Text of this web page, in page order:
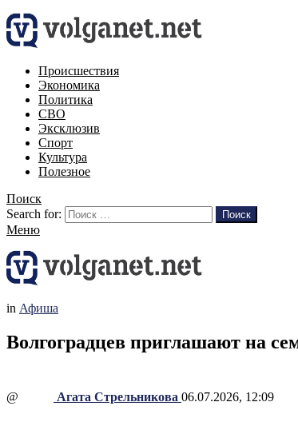
Происшествия
Экономика
Политика
СВО
Эксклюзив
Спорт
Культура
Полезное
Поиск
Search for:
Поиск
Меню
in Афиша
Волгоградцев приглашают на
@ Агата Стрельникова 06.07.2026, 12:09